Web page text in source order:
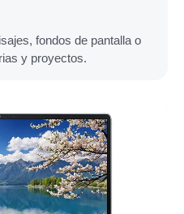
fondos de pantalla o
y proyectos.